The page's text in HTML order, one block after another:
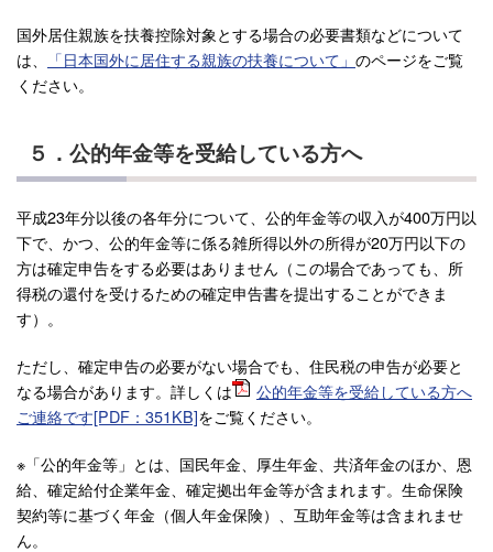
国外居住親族を扶養控除対象とする場合の必要書類などについて
は、
「日本国外に居住する親族の扶養について」 のページをご覧
ください。
５．公的年金等を受給している方へ
平成23年分以後の各年分について、公的年金等の収入が400万円以
下で、かつ、公的年金等に係る雑所得以外の所得が20万円以下の
方は確定申告をする必要はありません（この場合であっても、所
得税の還付を受けるための確定申告書を提出することができま
す）。
ただし、確定申告の必要がない場合でも、住民税の申告が必要と
なる場合があります。詳しくは
公的年金等を受給している方へ
ご連絡です[PDF：351KB]をご覧ください。
※「公的年金等」とは、国民年金、厚生年金、共済年金のほか、恩
給、確定給付企業年金、確定拠出年金等が含まれます。生命保険
契約等に基づく年金（個人年金保険）、互助年金等は含まれませ
ん。